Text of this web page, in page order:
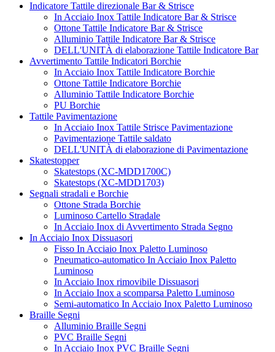
Indicatore Tattile direzionale Bar & Strisce
In Acciaio Inox Tattile Indicatore Bar & Strisce
Ottone Tattile Indicatore Bar & Strisce
Alluminio Tattile Indicatore Bar & Strisce
DELL'UNITÀ di elaborazione Tattile Indicatore Bar
Avvertimento Tattile Indicatori Borchie
In Acciaio Inox Tattile Indicatore Borchie
Ottone Tattile Indicatore Borchie
Alluminio Tattile Indicatore Borchie
PU Borchie
Tattile Pavimentazione
In Acciaio Inox Tattile Strisce Pavimentazione
Pavimentazione Tattile saldato
DELL'UNITÀ di elaborazione di Pavimentazione
Skatestopper
Skatestops (XC-MDD1700C)
Skatestops (XC-MDD1703)
Segnali stradali e Borchie
Ottone Strada Borchie
Luminoso Cartello Stradale
In Acciaio Inox di Avvertimento Strada Segno
In Acciaio Inox Dissuasori
Fisso In Acciaio Inox Paletto Luminoso
Pneumatico-automatico In Acciaio Inox Paletto
Luminoso
In Acciaio Inox rimovibile Dissuasori
In Acciaio Inox a scomparsa Paletto Luminoso
Semi-automatico In Acciaio Inox Paletto Luminoso
Braille Segni
Alluminio Braille Segni
PVC Braille Segni
In Acciaio Inox PVC Braille Segni